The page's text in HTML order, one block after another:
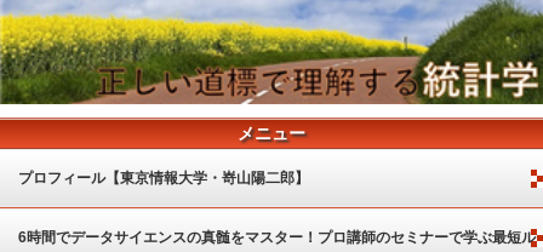
メニュー
プロフィール【東京情報大学・嵜山陽二郎】
6時間でデータサイエンスの真髄をマスター！プロ講師のセミナーで学ぶ最短ル